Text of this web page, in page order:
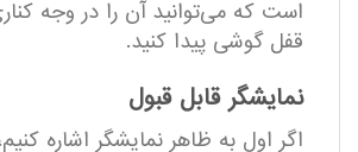
است که می‌توانید آن را در وجه
قفل گوشی پیدا کنید.
نمایشگر قابل قبول